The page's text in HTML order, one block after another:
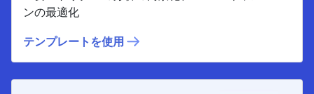
ンの最適化
テンプレートを使用